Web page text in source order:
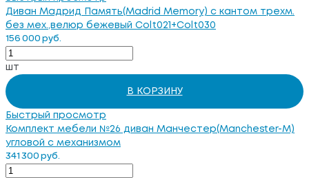
Диван Мадрид Память(Madrid Memory) с кантом трехм.
без мех.,велюр бежевый Colt021+Colt030
156 000 руб.
шт
В КОРЗИНУ
Быстрый просмотр
Комплект мебели №26 диван Манчестер(Manchester-M)
угловой с механизмом
341 300 руб.